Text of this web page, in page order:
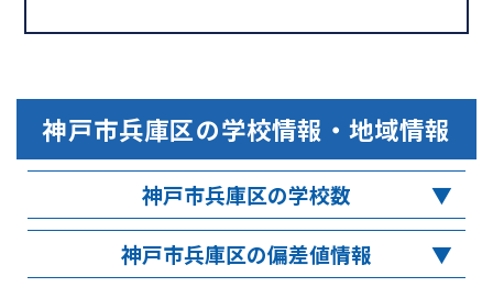
神戸市兵庫区の学校情報・地域情報
神戸市兵庫区の学校数
神戸市兵庫区の偏差値情報